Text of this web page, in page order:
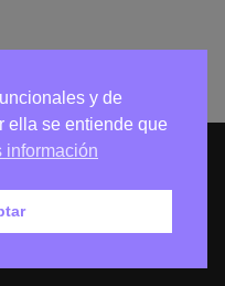
experiencia en
utilizamos o
y de
ella se entiende que
información